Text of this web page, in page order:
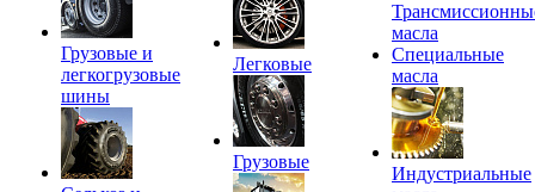
Грузовые и
легкогрузовые
шины
Легковые
Грузовые
масла
Специальные
масла
Индустриальные